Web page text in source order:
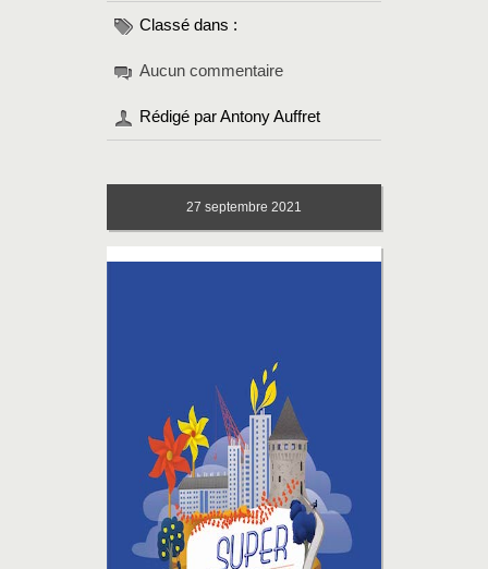
Classé dans :
Aucun commentaire
Rédigé par Antony Auffret
27 septembre 2021